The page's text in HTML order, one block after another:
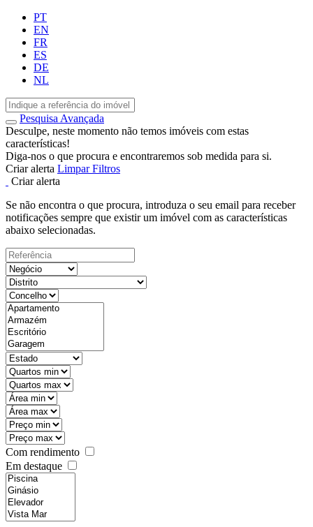
PT
EN
FR
ES
DE
NL
Pesquisa Avançada
Desculpe, neste momento não temos imóveis com estas
características!
Diga-nos o que procura e encontraremos sob medida para si.
Criar alerta Limpar Filtros
Criar alerta
Se não encontra o que procura, introduza o seu email para receber
notificações sempre que existir um imóvel com as características
abaixo selecionadas.
Com rendimento
Em destaque